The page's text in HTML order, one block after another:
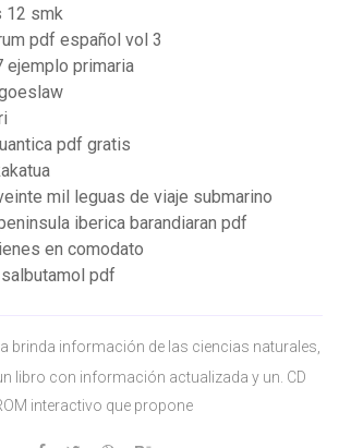
12 smk
pdf español vol 3
ejemplo primaria
pdf gratis
mil leguas de viaje submarino
iberica barandiaran pdf
en comodato
pdf
brinda información de las ciencias naturales,
libro con información actualizada y un. CD
interactivo que propone